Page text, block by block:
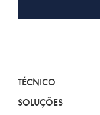
TÉCNICO
SOLUÇÕES